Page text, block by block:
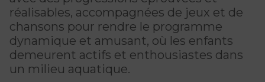
pour enfants
Inscriptions prioritaires : 17 août |
Inscriptions générales : 19 août
Découvrir Kanawana
Installations
Notre équipe
Inscriptions prioritaires : 17 août |
Inscriptions générales : 19 août
CERTIFICATIONS PHYSIQUES
Entraînement privé
Entraînement de groupe
RÉINTÉGRATION COMMUNAUTAIRE
Réinsertion sociale
Travaux compensatoires
réalisables, accompagnées de jeux et de
chansons pour rendre le programme
dynamique et amusant, où les enfants
demeurent actifs et enthousiastes dans
un milieu aquatique.